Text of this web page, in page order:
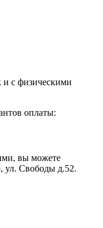
с физическими
оплаты:
вы можете
ул. Свободы д.52.